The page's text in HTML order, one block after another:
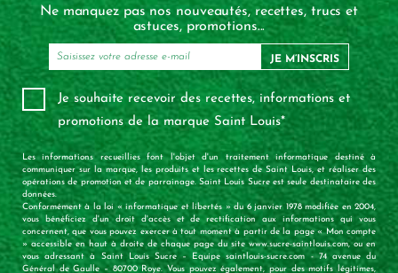
Ne manquez pas nos nouveautés, recettes, trucs et
astuces, promotions...
JE M’INSCRIS
Je souhaite recevoir des recettes, informations et
promotions de la marque Saint Louis*
Les informations recueillies font l'objet d'un traitement informatique destiné à
communiquer sur la marque, les produits et les recettes de Saint Louis, et réaliser des
opérations de promotion et de parrainage. Saint Louis Sucre est seule destinataire des
données.
Conformément à la loi « informatique et libertés » du 6 janvier 1978 modifiée en 2004,
vous bénéficiez d'un droit d'accès et de rectification aux informations qui vous
concernent, que vous pouvez exercer à tout moment à partir de la page « Mon compte
» accessible en haut à droite de chaque page du site www.sucre-saintlouis.com, ou en
vous adressant à Saint Louis Sucre – Equipe saintlouis-sucre.com - 74 avenue du
Général de Gaulle – 80700 Roye. Vous pouvez également, pour des motifs légitimes,